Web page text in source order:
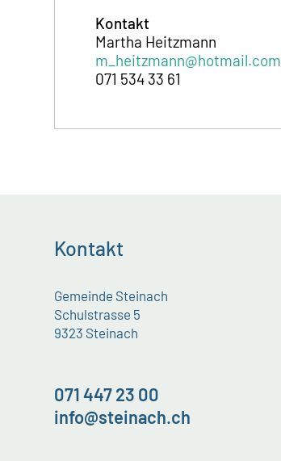
Kontakt
Martha Heitzmann
m_heitzmann@hotmail.com
071 534 33 61
Kontakt
Gemeinde Steinach
Schulstrasse 5
9323 Steinach
071 447 23 00
info@steinach.ch